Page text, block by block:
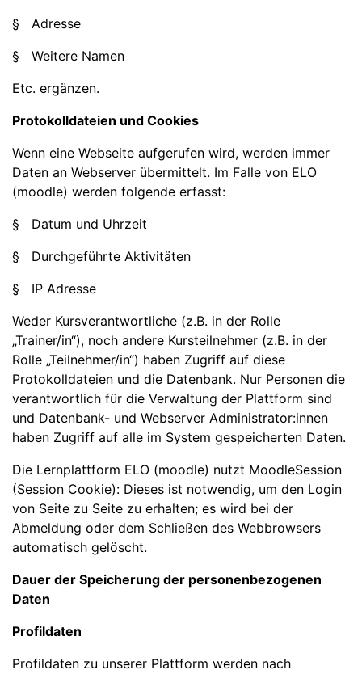
§ Adresse
§ Weitere Namen
Etc. ergänzen.
Protokolldateien und Cookies
Wenn eine Webseite aufgerufen wird, werden immer
Daten an Webserver übermittelt. Im Falle von ELO
(moodle) werden folgende erfasst:
§ Datum und Uhrzeit
§ Durchgeführte Aktivitäten
§ IP Adresse
Weder Kursverantwortliche (z.B. in der Rolle
„Trainer/in“), noch andere Kursteilnehmer (z.B. in der
Rolle „Teilnehmer/in“) haben Zugriff auf diese
Protokolldateien und die Datenbank. Nur Personen die
verantwortlich für die Verwaltung der Plattform sind
und Datenbank- und Webserver Administrator:innen
haben Zugriff auf alle im System gespeicherten Daten.
Die Lernplattform ELO (moodle) nutzt MoodleSession
(Session Cookie): Dieses ist notwendig, um den Login
von Seite zu Seite zu erhalten; es wird bei der
Abmeldung oder dem Schließen des Webbrowsers
automatisch gelöscht.
Dauer der Speicherung der personenbezogenen
Daten
Profildaten
Profildaten zu unserer Plattform werden nach